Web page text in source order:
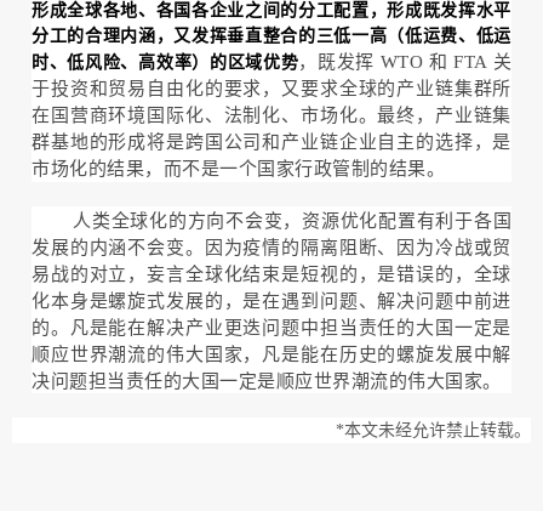
形成全球各地、各国各企业之间的分工配置，形成既发挥水平
分工的合理内涵，又发挥垂直整合的三低一高（低运费、低运
时、低风险、高效率）的区域优势，既发挥 WTO 和 FTA 关
于投资和贸易自由化的要求，又要求全球的产业链集群所
在国营商环境国际化、法制化、市场化。最终，产业链集
群基地的形成将是跨国公司和产业链企业自主的选择，是
市场化的结果，而不是一个国家行政管制的结果。
人类全球化的方向不会变，资源优化配置有利于各国
发展的内涵不会变。因为疫情的隔离阻断、因为冷战或贸
易战的对立，妄言全球化结束是短视的，是错误的，全球
化本身是螺旋式发展的，是在遇到问题、解决问题中前进
的。凡是能在解决产业更迭问题中担当责任的大国一定是
顺应世界潮流的伟大国家，凡是能在历史的螺旋发展中解
决问题担当责任的大国一定是顺应世界潮流的伟大国家。
*本文未经允许禁止转载。